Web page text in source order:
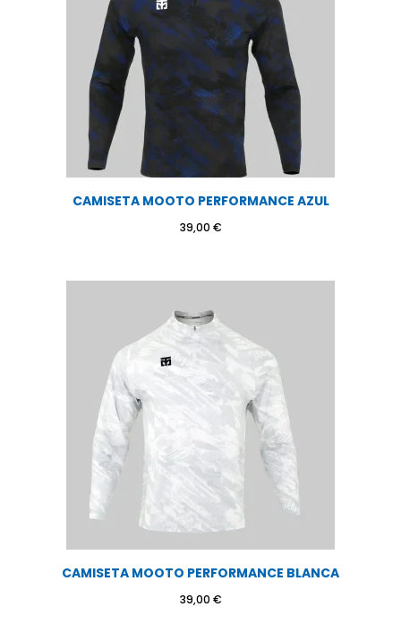
CAMISETA MOOTO PERFORMANCE AZUL
39,00 €
CAMISETA MOOTO PERFORMANCE BLANCA
39,00 €